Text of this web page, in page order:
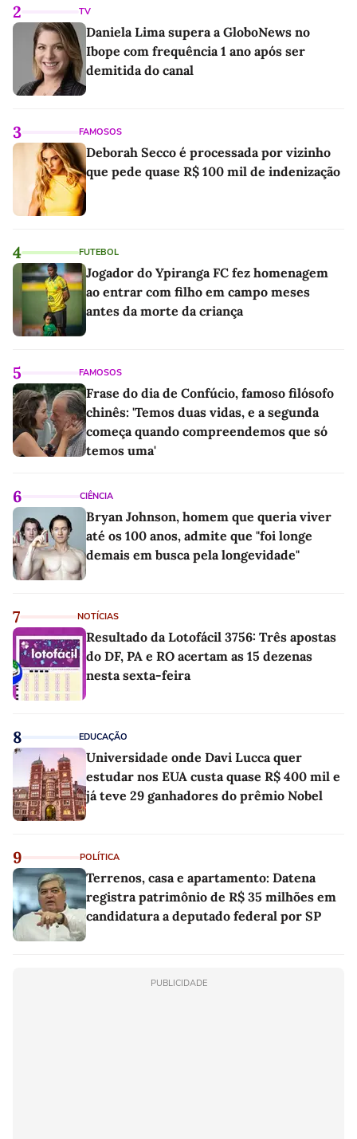
2 TV
Daniela Lima supera a GloboNews no
Ibope com frequência 1 ano após ser
demitida do canal
3 FAMOSOS
Deborah Secco é processada por vizinho
que pede quase R$ 100 mil de indenização
4 FUTEBOL
Jogador do Ypiranga FC fez homenagem
ao entrar com filho em campo meses
antes da morte da criança
5 FAMOSOS
Frase do dia de Confúcio, famoso filósofo
chinês: 'Temos duas vidas, e a segunda
começa quando compreendemos que só
temos uma'
6 CIÊNCIA
Bryan Johnson, homem que queria viver
até os 100 anos, admite que "foi longe
demais em busca pela longevidade"
7 NOTÍCIAS
Resultado da Lotofácil 3756: Três apostas
do DF, PA e RO acertam as 15 dezenas
nesta sexta-feira
8 EDUCAÇÃO
Universidade onde Davi Lucca quer
estudar nos EUA custa quase R$ 400 mil e
já teve 29 ganhadores do prêmio Nobel
9 POLÍTICA
Terrenos, casa e apartamento: Datena
registra patrimônio de R$ 35 milhões em
candidatura a deputado federal por SP
PUBLICIDADE